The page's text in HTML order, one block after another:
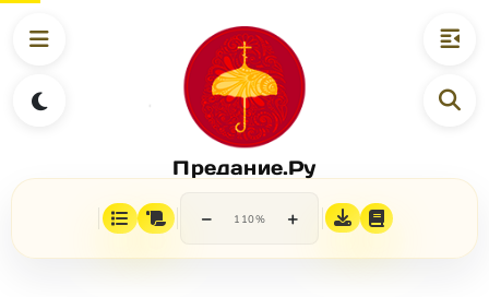
Предание.Ру
− 110% +